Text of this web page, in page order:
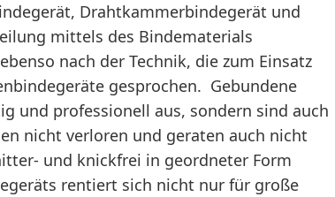
Drahtkammerbindegerät und
mittels des Bindematerials
nach der Technik, die zum Einsatz
gesprochen. Gebundene
und professionell aus, sondern sind auch
nicht verloren und geraten auch nicht
und knickfrei in geordneter Form
rentiert sich nicht nur für große